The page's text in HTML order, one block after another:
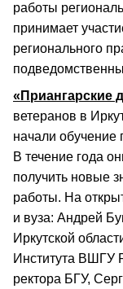
работы
принимает
регионального
«Приангарские
ветеранов в
начали обучение
В течение года
получить новые
работы. На
и вуза: Андрей
Иркутской
Института ВШГУ
ректора БГУ,